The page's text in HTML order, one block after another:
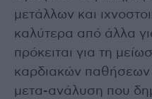
μετάλλων και
καλύτερα από άλλα
πρόκειται για τη
καρδιακών
μετα-ανάλυση που